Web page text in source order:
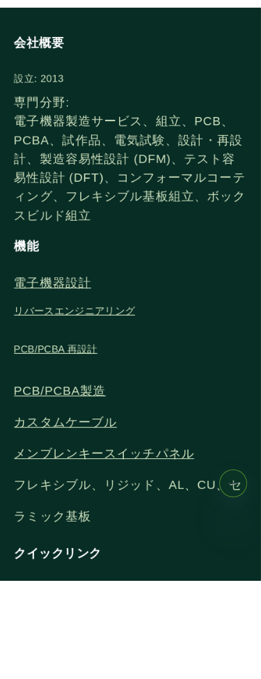
会社概要
設立: 2013
専門分野:
電子機器製造サービス、組立、PCB、
PCBA、試作品、電気試験、設計・再設
計、製造容易性設計 (DFM)、テスト容
易性設計 (DFT)、コンフォーマルコーテ
ィング、フレキシブル基板組立、ボック
スビルド組立
機能
電子機器設計
リバースエンジニアリング
PCB/PCBA 再設計
PCB/PCBA製造
カスタムケーブル
メンブレンキースイッチパネル
フレキシブル、リジッド、AL、CU、セ
ラミック基板
クイックリンク
JP